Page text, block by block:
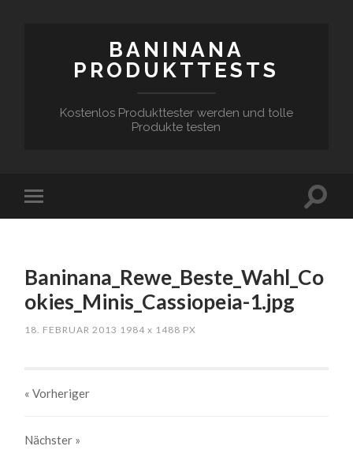
BANINANA
PRODUKTTESTS
Kostenlos Produkttester werden und tolle
Produkte testen
Baninana_Rewe_Beste_Wahl_Co
okies_Minis_Cassiopeia-1.jpg
18. FEBRUAR 2013 1984x 1488 PX
« Vorheriger
Nächster »